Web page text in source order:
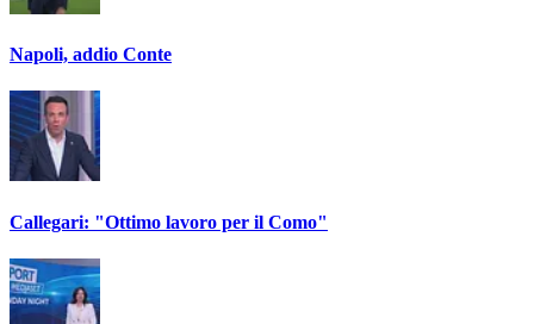
Napoli, addio Conte
Callegari: "Ottimo lavoro per il Como"